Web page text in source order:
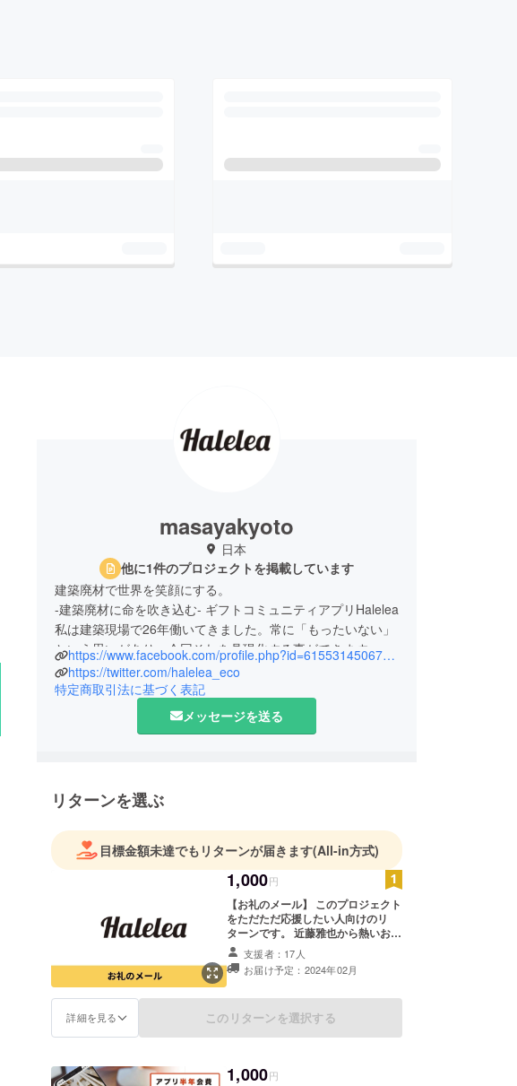
masayakyoto
日本
他に1件のプロジェクトを掲載しています
建築廃材で世界を笑顔にする。
-建築廃材に命を吹き込む- ギフトコミュニティアプリHalelea
私は建築現場で26年働いてきました。常に「もったいない」
という思いがあり、今回それを具現化する事ができます。建
築現場や解体現場からは多くの廃材や残材（以後、資材と呼
ぶ）が生まれます、それを先ずはそのままの形で活かす事が
大切と考えます。焼却処分や固形燃料への加工にはCO2が必
ず発生します、その前に我々にはできる事がまだあります。
ます。
込むことができるシステムになります。現場から出る資材は
無料であるからこそ流通します！流通するからこそCO2削減
に繋がります！資材を渡す人が嬉しい気持ちになります！資
材を貰う人が嬉しい気持ちになります！その物が喜びます！
それによって地球が喜びます！
そんな建築廃材に特化したコミュニティアプリです。
https://www.facebook.com/profile.php?id=61553145067242
https://twitter.com/halelea_eco
特定商取引法に基づく表記
メッセージを送る
リターンを選ぶ
目標金額未達でもリターンが届きます(All-in方式)
1,000円
【お礼のメール】 このプロジェクト
をただただ応援したい人向けのリ
ターンです。 近藤雅也から熱いお礼
のメールをお送りさせていただきま
す。 なお、支援時に上乗せ支援が可
能です。 応援の気持ちの上乗せ、大
支援者：17人
お届け予定：2024年02月
詳細を見る このリターンを選択する
1,000円